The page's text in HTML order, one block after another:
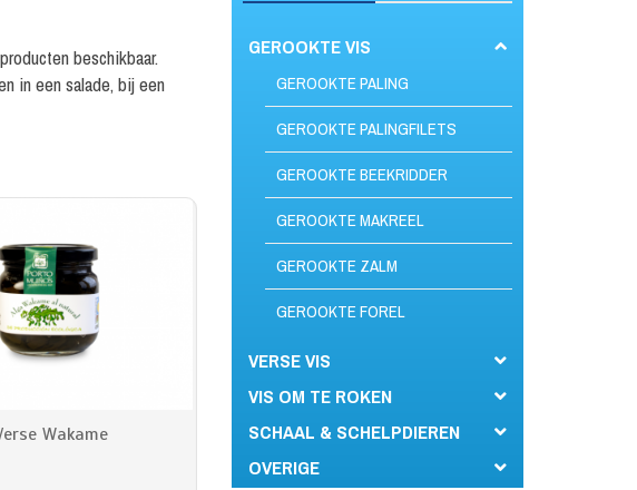
beschikbaar.
in een salade, bij een
Wakame
GEROOKTE VIS
GEROOKTE PALING
GEROOKTE PALINGFILETS
GEROOKTE BEEKRIDDER
GEROOKTE MAKREEL
GEROOKTE ZALM
GEROOKTE FOREL
VERSE VIS
VIS OM TE ROKEN
SCHAAL & SCHELPDIEREN
OVERIGE